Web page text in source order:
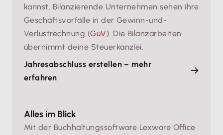
kannst. Bilanzierende Unternehmen sehen ihre
Geschäftsvorfälle in der Gewinn-und-
Verlustrechnung (GuV). Die Bilanzarbeiten
übernimmt deine Steuerkanzlei.
Jahresabschluss erstellen – mehr
erfahren
Alles im Blick
Mit der Buchhaltungssoftware Lexware Office